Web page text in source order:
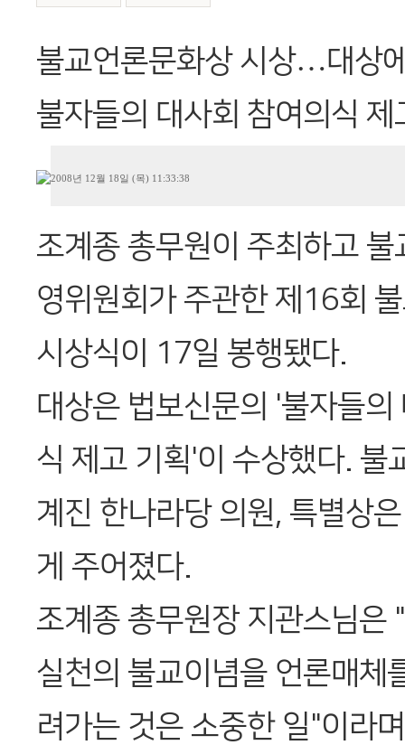
본문
불교언론문화상 시상…대상
불자들의 대사회 참여의식 제
2008년 12월 18일 (목) 11:33:38
조계종 총무원이 주최하고
영위원회가 주관한 제16회
시상식이 17일 봉행됐다.
대상은 법보신문의 '불자들의
식 제고 기획'이 수상했다. 불
계진 한나라당 의원, 특별상
게 주어졌다.
조계종 총무원장 지관스님은
실천의 불교이념을 언론매체
려가는 것은 소중한 일"이라